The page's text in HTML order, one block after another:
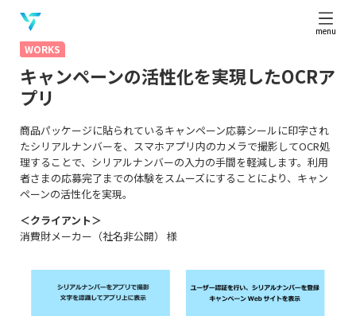
menu
WORKS
キャンペーンの活性化を実現したOCRア
プリ
商品パッケージに貼られているキャンペーン応募シールに印字され
たシリアルナンバーを、スマホアプリ内のカメラで撮影してOCR処
理することで、シリアルナンバーの入力の手間を軽減します。利用
者さまの応募完了までの体験をスムーズにすることにより、キャン
ペーンの活性化を実現。
＜クライアント＞
消費財メーカー（社名非公開） 様